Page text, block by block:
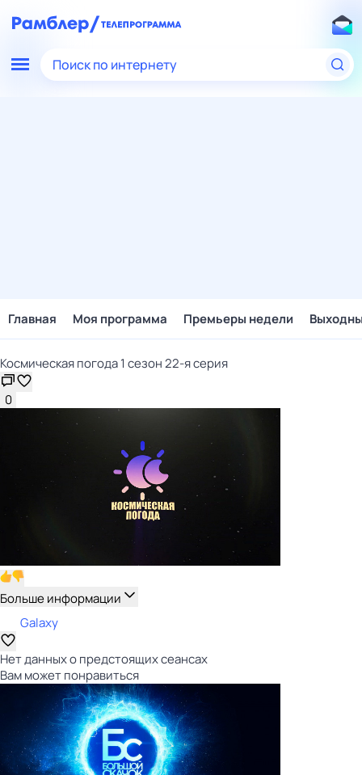
Поиск по интернету
Главная Моя программа Премьеры недели
Космическая погода 1 сезон 22-я серия
0
Больше информации
Galaxy
Нет данных о предстоящих сеансах
Вам может понравиться